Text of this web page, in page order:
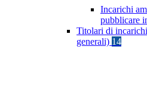
Incarichi
pubblicare
Titolari di
generali) 14